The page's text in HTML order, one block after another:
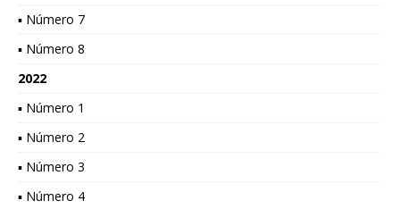
▪ Número 7
▪ Número 8
2022
▪ Número 1
▪ Número 2
▪ Número 3
▪ Número 4